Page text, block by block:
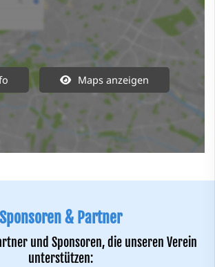
Maps anzeigen
Sponsoren & Partner
und Sponsoren, die unseren Verein
unterstützen: